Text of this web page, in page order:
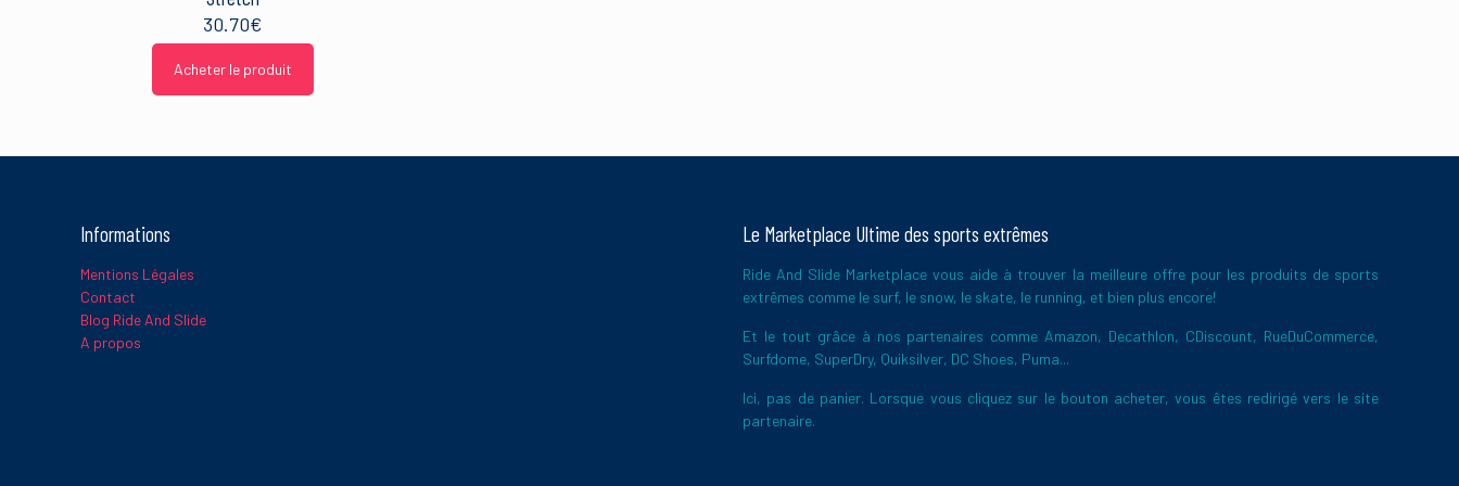
30.70€
Acheter le produit
Informations
Mentions Légales
Contact
Blog Ride And Slide
A propos
Le Marketplace Ultime des sports extrêmes
Ride And Slide Marketplace vous aide à trouver la meilleure offre pour les produits de sports
extrêmes comme le surf, le snow, le skate, le running, et bien plus encore!
Et le tout grâce à nos partenaires comme Amazon, Decathlon, CDiscount, RueDuCommerce,
Surfdome, SuperDry, Quiksilver, DC Shoes, Puma...
Ici, pas de panier. Lorsque vous cliquez sur le bouton acheter, vous êtes redirigé vers le site
partenaire.